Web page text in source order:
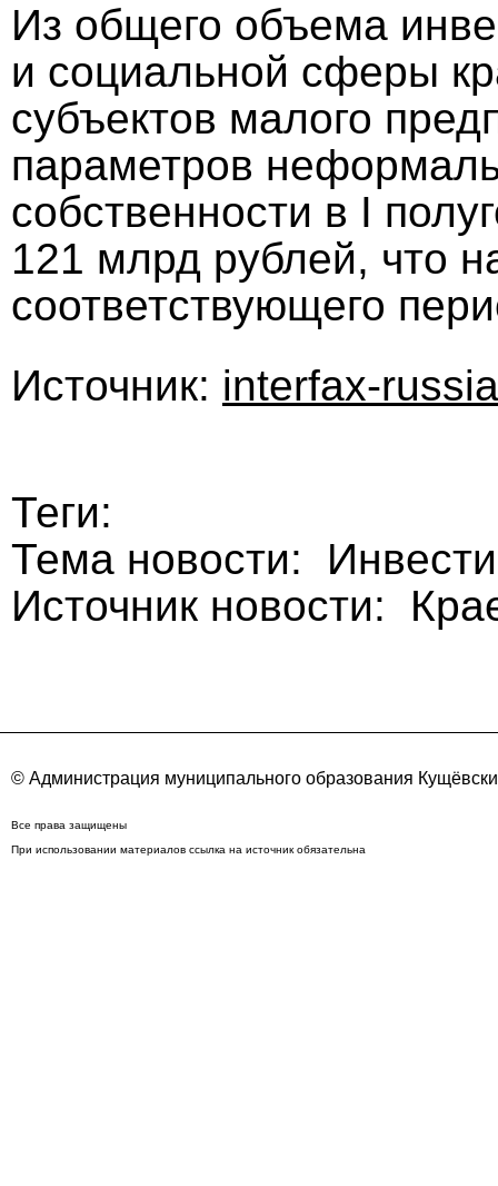
Из общего объема
и социальной сферы
субъектов малого
параметров
собственности в I
121 млрд рублей, что
соответствующего
Источник: interfax-
Теги:
Тема новости:
Источник новости:
© Администрация муниципального образования
Все права защищены
При использовании материалов ссылка на источник обязательна